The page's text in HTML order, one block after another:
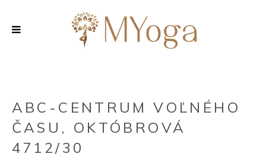
ABC-CENTRUM VOĽNÉHO
ČASU, OKTÓBROVÁ
4712/30